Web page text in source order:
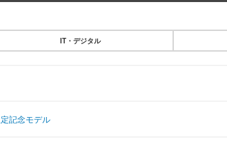
IT・デジタル
記念モデル